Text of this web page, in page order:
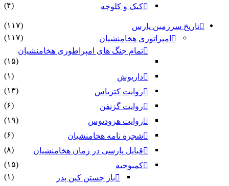
کیک و کلوچه
(۴)
تاریخ سرزمین پارس
(۱۱۷)
امپراتوری هخامنشیان
(۱۱۷)
تمام جنگ های امپراطوری هخامنشیان
(۱۵)
داریوش
(۱)
روایت کتزیاس
(۱۳)
روایت گزنفن
(۶)
روایت هرودتوس
(۱۹)
شجره نامه هخامنشیان
(۶)
قبایل پارسی در زمان هخامنشیان
(۸)
کمبوجیه
(۱۵)
باز جستن کین پدر
(۱)